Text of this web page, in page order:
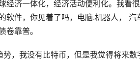
经济一体化，经济活动便利化。我看
软件，你见着了吗，电脑.机器人， 汽
卷靠普。
，我没有比特币，但是我觉得将来